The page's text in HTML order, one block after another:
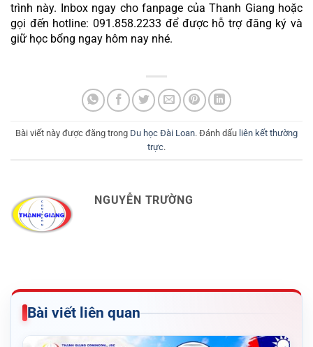
trình này. Inbox ngay cho fanpage của Thanh Giang hoặc
gọi đến hotline: 091.858.2233 để được hỗ trợ đăng ký và
giữ học bổng ngay hôm nay nhé.
Bài viết này được đăng trong Du học Đài Loan. Đánh dấu liên kết thường
trực.
NGUYỄN TRƯỜNG
Bài viết liên quan